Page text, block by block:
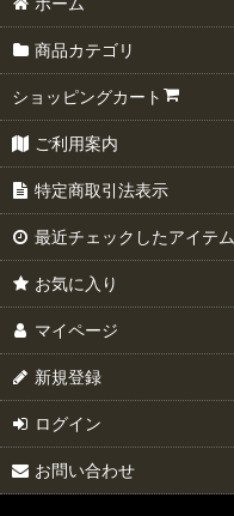
商品カテゴリ
ショッピングカート
ご利用案内
特定商取引法表示
最近チェックしたアイテム
お気に入り
マイページ
新規登録
ログイン
お問い合わせ